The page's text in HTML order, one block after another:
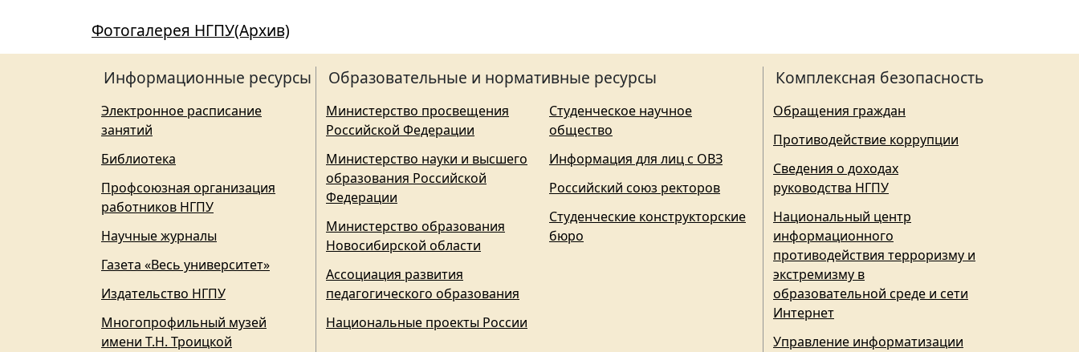
Фотогалерея НГПУ(Архив)
Информационные ресурсы
Электронное расписание
занятий
Библиотека
Профсоюзная организация
работников НГПУ
Научные журналы
Газета «Весь университет»
Издательство НГПУ
Многопрофильный музей
имени Т.Н. Троицкой
Образовательные и нормативные ресурсы
Министерство просвещения
Российской Федерации
Министерство науки и высшего
образования Российской
Федерации
Министерство образования
Новосибирской области
Ассоциация развития
педагогического образования
Национальные проекты России
Студенческое научное
общество
Информация для лиц с ОВЗ
Российский союз ректоров
Студенческие конструкторские
бюро
Комплексная безопасность
Обращения граждан
Противодействие коррупции
Сведения о доходах
руководства НГПУ
Национальный центр
информационного
противодействия терроризму и
экстремизму в
образовательной среде и сети
Интернет
Управление информатизации